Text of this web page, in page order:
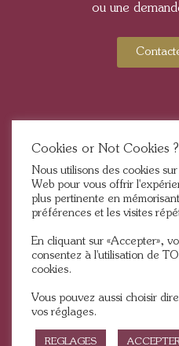
ou une
2025, Tous droits réservés ©
développement :
Cookies or Not Cookies ?
Nous utilisons des cookies
Web pour vous offrir
plus pertinente en
préférences et les visites
En cliquant sur «Accepter»,
consentez à l'utilisation de
cookies.
Vous pouvez aussi choisir
vos réglages.
REGLAGES